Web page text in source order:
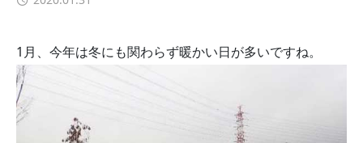
1月、今年は冬にも関わらず暖かい日が多いですね。